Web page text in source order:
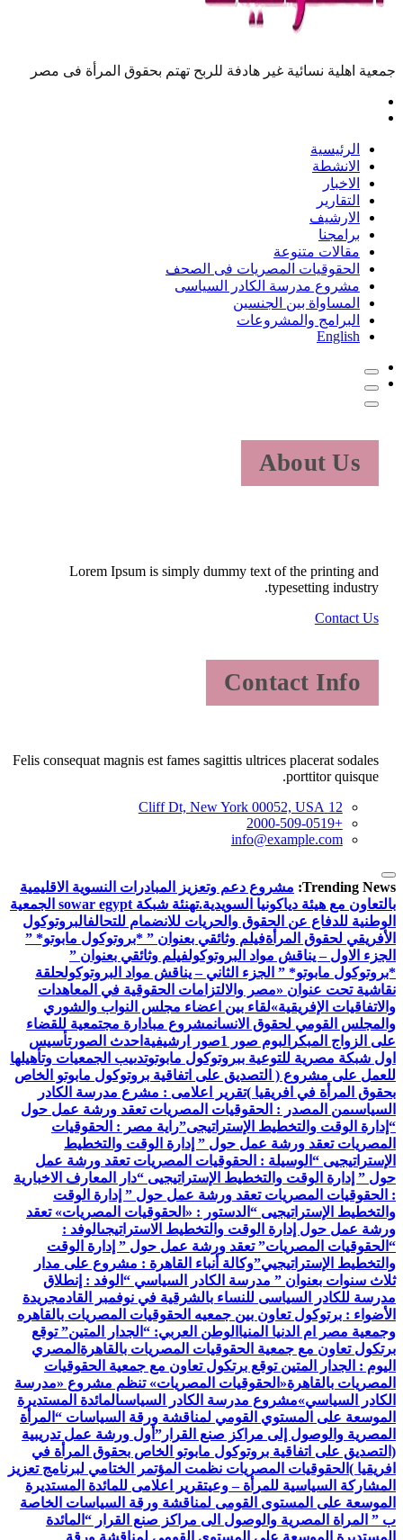
جمعية اهلية نسائية غير هادفة للربح تهتم بحقوق المرأة فى مصر
الرئيسية
الانشطة
الاخبار
التقارير
الارشيف
برامجنا
مقالات متنوعة
الحقوقيات المصريات فى الصحف
مشروع مدرسة الكادر السياسى
المساواة بين الجنسين
البرامج والمشروعات
English
About Us
Lorem Ipsum is simply dummy text of the printing and
typesetting industry.
Contact Us
Contact Info
Felis consequat magnis est fames sagittis ultrices placerat sodales
porttitor quisque.
12 Cliff Dt, New York 00052, USA
+2000-509-0519
info@example.com
Trending News: مشروع دعم وتعزيز المبادرات النسوية الاقليمية
بالتعاون مع هيئة دياكونيا السويدية.
تهنئة شبكة sowar egypt الجمعية
الوطنية للدفاع عن الحقوق والحريات للانضمام للتحالفالبروتوكول
الأفريقي لحقوق المرأةفيلم وثائقي بعنوان ” *بروتوكول مابوتو* ”
الجزء الاول – يناقش مواد البروتوكولفيلم وثائقي بعنوان ”
*بروتوكول مابوتو* ” الجزء الثاني – يناقش مواد البروتوكولحلقة
نقاشية تحت عنوان «مصر والالتزامات الحقوقية في المعاهدات
والاتفاقيات الإفريقية»لقاء بين اعضاء مجلس النواب والشوري
والمجلس القومي لحقوق الانسانمشروع مبادارة مجتمعية للقضاء
على الزواج المبكر البوم صور 1 صور ارشيفية احدث الصورتأسيس
اول شبكة مصرية للتوعية ببروتوكول مابوتوتدىيب الجمعيات وتأهيلها
للعمل على مشروع ( التصديق على اتفاقية بروتوكول مابوتو الخاص
بحقوق المرأة في افريقيا )تقرير اعلامى : مشرع مدرسة الكادر
السياسىمن المصدر : الحقوقيات المصريات تعقد ورشة عمل حول
“إدارة الوقت والتخطيط الإستراتيجى”راية مصر : الحقوقيات
المصريات تعقد ورشة عمل حول ” إدارة الوقت والتخطيط
الإستراتيجيى “ الوسيلة : الحقوقيات المصريات تعقد ورشة عمل
حول ” إدارة الوقت والتخطيط الإستراتيجيى “دار المعارف الاخبارية
: الحقوقيات المصريات تعقد ورشة عمل حول ” إدارة الوقت
والتخطيط الإستراتيجيى “ الدستور : «الحقوقيات المصريات» تعقد
ورشة عمل حول إدارة الوقت والتخطيط الاستراتيجىالوفد :
“الحقوقيات المصريات” تعقد ورشة عمل حول ” إدارة الوقت
والتخطيط الإستراتيجيي”وكالة أنباء القاهرة : مشروع على مدار
ثلاث سنوات بعنوان ” مدرسة الكادر السياسي “ الوفد : إنطلاق
مدرسة للكادر السياسى للنساء بالشرقية في نوفمبر القادمجريدة
الأضواء : برتوكول تعاون بين جمعيه الحقوقيات المصريات بالقاهره
وجمعية مصر ام الدنيا المنيا الوطن العربي: “الجدار المتين” توقع
برتكول تعاون مع جمعية الحقوقيات المصريات بالقاهرة المصري
اليوم : الجدار المتين توقع برتكول تعاون مع جمعية الحقوقيات
المصريات بالقاهرة«الحقوقيات المصريات» تنظم مشروع «مدرسة
الكادر السياسي»مشروع مدرسة الكادر السياسىالمائدة المستديرة
الموسعة على المستوي القومي لمناقشة ورقة السياسات “المرأة
المصرية والوصول إلى مراكز صنع القرار” أول ورشة عمل تدريبية
(التصديق على اتفاقية بروتوكول مابوتو الخاص بحقوق المرأة في
افريقيا ) الحقوقيات المصريات نظمت المؤتمر الختامي لبرنامج تعزيز
المشاركة السياسية للمرأة – وعيتقرير اعلامى للمائدة المستديرة
الموسعة على المستوى القومى لمناقشة ورقة السياسات الخاصة
ب ” المراة المصرية والوصول الى مراكز صنع القرار “ المائدة
المستديرة الموسعة على المستوي القومي لمناقشة ورقة